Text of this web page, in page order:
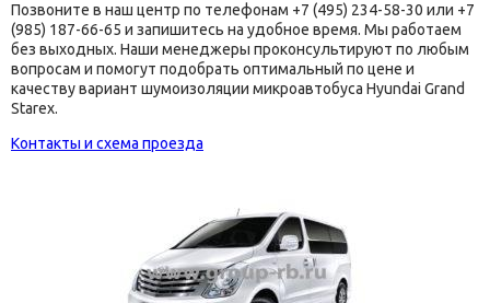
Позвоните в наш центр по телефонам +7 (495) 234-58-30 или +7
(985) 187-66-65 и запишитесь на удобное время. Мы работаем
без выходных. Наши менеджеры проконсультируют по любым
вопросам и помогут подобрать оптимальный по цене и
качеству вариант шумоизоляции микроавтобуса Hyundai Grand
Starex.
Контакты и схема проезда